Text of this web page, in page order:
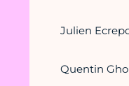
Julien
Quentin